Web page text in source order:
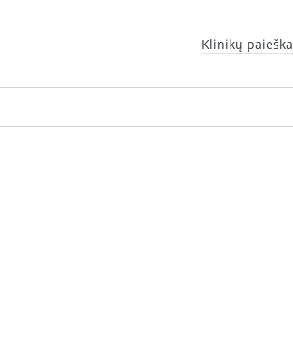
Klinikų paieška